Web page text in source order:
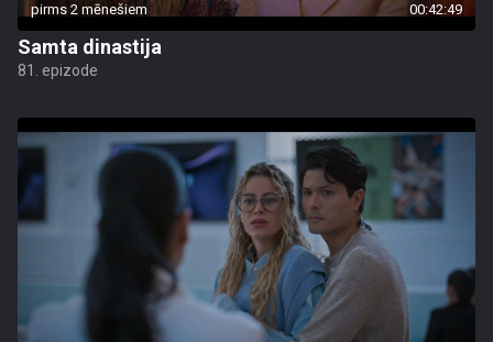
pirms 2 mēnešiem 00:42:49
Samta dinastija
81. epizode